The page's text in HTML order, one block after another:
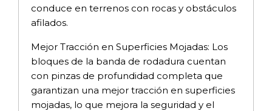
conduce en terrenos con rocas y obstáculos
afilados.
Mejor Tracción en Superficies Mojadas: Los
bloques de la banda de rodadura cuentan
con pinzas de profundidad completa que
garantizan una mejor tracción en superficies
mojadas, lo que mejora la seguridad y el